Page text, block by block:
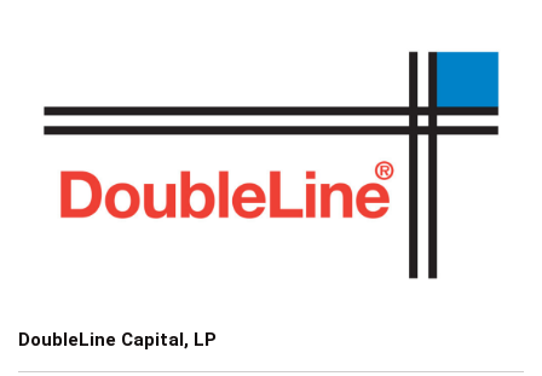
DoubleLine Capital, LP